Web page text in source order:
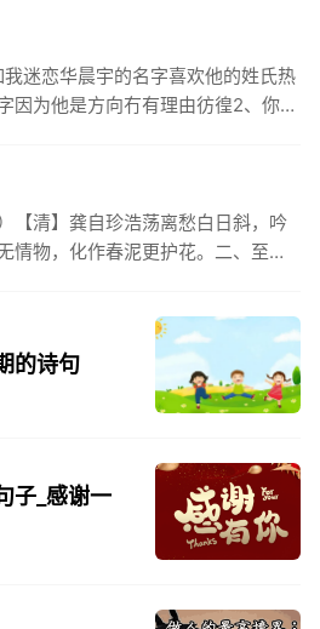
迷恋华晨宇的名字喜欢他的姓氏热
因为他是方向冇有理由彷徨2、你的
【清】龚自珍浩荡离愁白日斜，吟
情物，化作春泥更护花。二、至今
的诗句
子_感谢一